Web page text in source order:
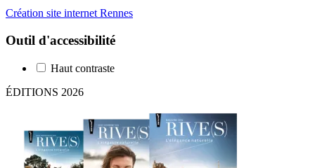
Création site internet Rennes
Outil d'accessibilité
Haut contraste
ÉDITIONS 2026